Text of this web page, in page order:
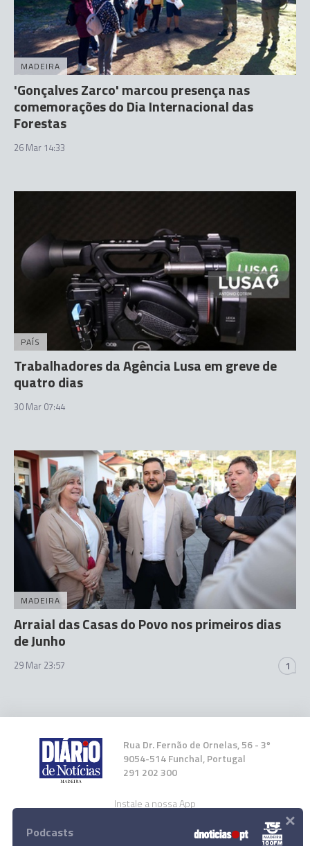
MADEIRA
'Gonçalves Zarco' marcou presença nas
comemorações do Dia Internacional das
Forestas
26 Mar 14:33
PAÍS
Trabalhadores da Agência Lusa em greve de
quatro dias
30 Mar 07:44
MADEIRA
Arraial das Casas do Povo nos primeiros dias
de Junho
29 Mar 23:57 1
Rua Dr. Fernão de Ornelas, 56 - 3º
9054-514 Funchal, Portugal
291 202 300
Instale a nossa App
Podcasts ×